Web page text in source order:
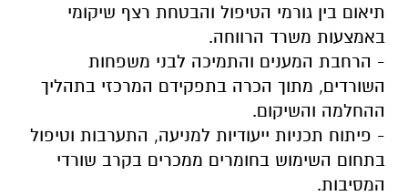
תיאום בין גורמי הטיפול והבטחת רצף שיקומי
באמצעות משרד הרווחה.
- הרחבת המענים והתמיכה לבני משפחות
השורדים, מתוך הכרה בתפקידם המרכזי בתהליך
ההחלמה והשיקום.
- פיתוח תכניות ייעודיות למניעה, התערבות וטיפול
בתחום השימוש בחומרים ממכרים בקרב שורדי
המסיבות.